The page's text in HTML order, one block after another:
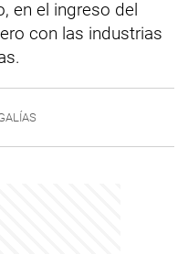
en el ingreso del
con las industrias